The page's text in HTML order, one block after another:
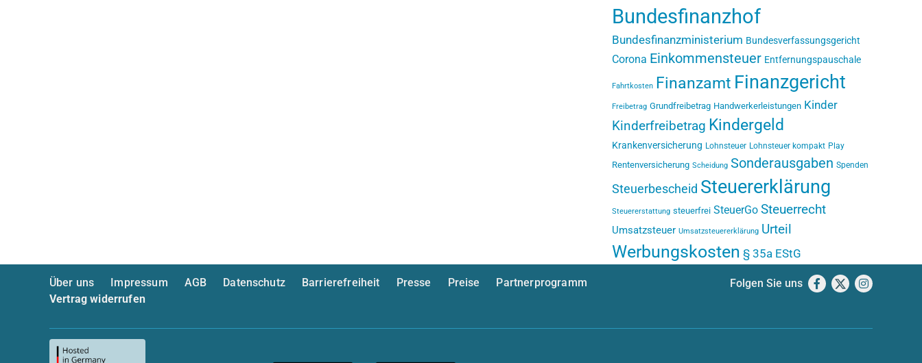
Bundesfinanzhof
Bundesfinanzministerium Bundesverfassungsgericht
Corona Einkommensteuer Entfernungspauschale
Fahrtkosten Finanzamt Finanzgericht
Freibetrag Grundfreibetrag Handwerkerleistungen Kinder
Kinderfreibetrag Kindergeld
Krankenversicherung Lohnsteuer Lohnsteuer kompakt Play
Rentenversicherung Scheidung Sonderausgaben Spenden
Steuerbescheid Steuererklärung
Steuererstattung steuerfrei SteuerGo Steuerrecht
Umsatzsteuer Umsatzsteuererklärung Urteil
Werbungskosten § 35a EStG
Über uns Impressum AGB Datenschutz Barrierefreiheit Presse Preise
Partnerprogramm
Vertrag widerrufen
Folgen Sie uns Facebook
X Instagram